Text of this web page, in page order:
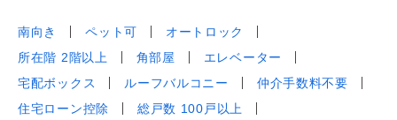
南向き ペット可
オートロック
所在階 2階以上
角部屋
エレベーター
宅配ボックス
ルーフバルコニー
仲介手数料不要
住宅ローン控除
総戸数 100戸以上